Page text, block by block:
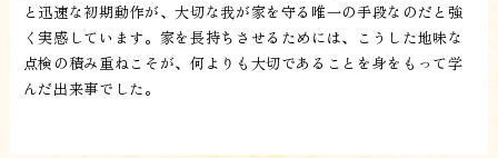
と迅速な初期動作が、大切な我が家を守る唯一の手段なのだと強
く実感しています。家を長持ちさせるためには、こうした地味な
点検の積み重ねこそが、何よりも大切であることを身をもって学
んだ出来事でした。